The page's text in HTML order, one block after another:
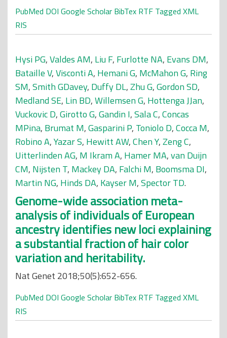
PubMed DOI Google Scholar BibTex RTF Tagged XML
RIS
Hysi PG,Valdes AM, Liu F, Furlotte NA, Evans DM,
Bataille V,Visconti A, Hemani G, McMahon G, Ring
SM,Smith GDavey, Duffy DL,Zhu G,Gordon SD,
Medland SE, Lin BD,Willemsen G, Hottenga JJan,
Vuckovic D,Girotto G,Gandin I,Sala C,Concas
MPina, Brumat M,Gasparini P, Toniolo D,Cocca M,
Robino A,Yazar S, Hewitt AW,Chen Y,Zeng C,
Uitterlinden AG, M Ikram A, Hamer MA,van Duijn
CM, Nijsten T, Mackey DA, Falchi M, Boomsma DI,
Martin NG, Hinds DA, Kayser M,Spector TD.
Genome-wide association meta-
analysis of individuals of European
ancestry identifies new loci explaining
a substantial fraction of hair color
variation and heritability.
Nat Genet 2018;50(5):652-656.
PubMed DOI Google Scholar BibTex RTF Tagged XML
RIS